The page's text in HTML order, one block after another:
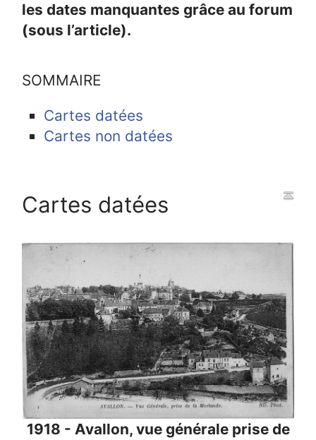
les dates manquantes grâce au forum
(sous l’article).
SOMMAIRE
Cartes datées
Cartes non datées
Cartes datées
1918 - Avallon, vue générale prise de